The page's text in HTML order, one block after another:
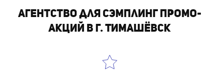
Агентство для сэмплинг промо-
акций в г. Тимашёвск